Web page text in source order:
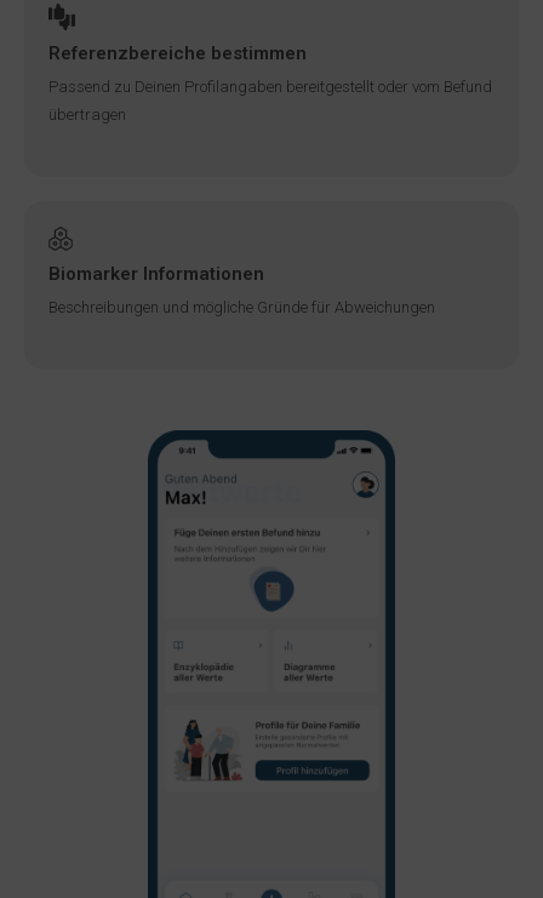
Referenzbereiche bestimmen
Passend zu Deinen Profilangaben bereitgestellt oder vom Befund
übertragen
Biomarker Informationen
Beschreibungen und mögliche Gründe für Abweichungen